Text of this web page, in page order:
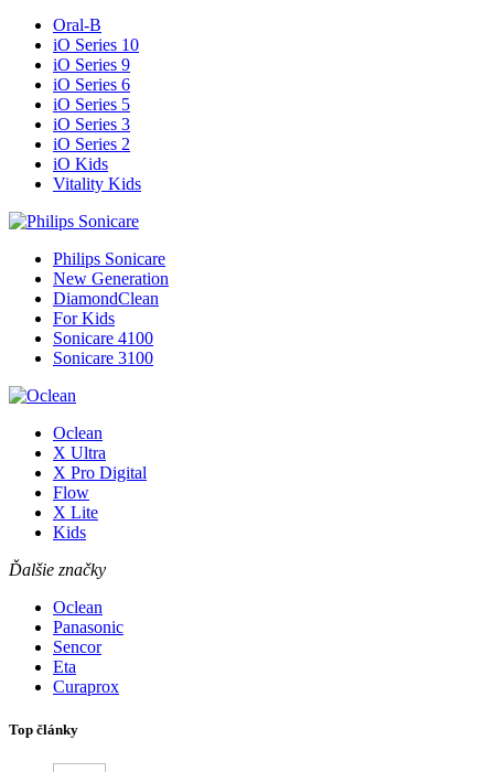
Oral-B
iO Series 10
iO Series 9
iO Series 6
iO Series 5
iO Series 3
iO Series 2
iO Kids
Vitality Kids
Philips Sonicare
New Generation
DiamondClean
For Kids
Sonicare 4100
Sonicare 3100
Oclean
X Ultra
X Pro Digital
Flow
X Lite
Kids
Ďalšie značky
Oclean
Panasonic
Sencor
Eta
Curaprox
Top články